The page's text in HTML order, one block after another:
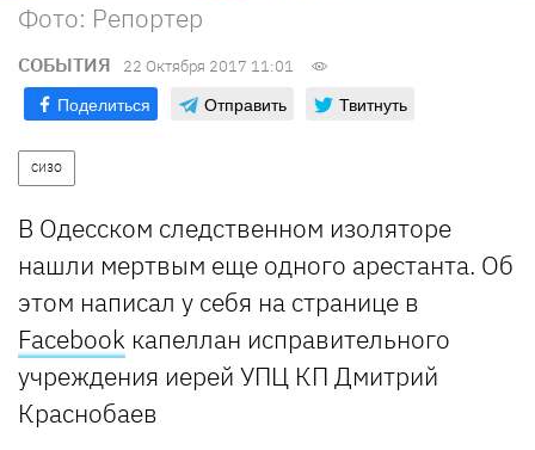
Фото: Репортер
СОБЫТИЯ 22 Октября 2017 11:01
Поделиться Отправить Твитнуть
СИЗО
В Одесском следственном изоляторе
нашли мертвым еще одного арестанта. Об
этом написал у себя на странице в
Facebook капеллан исправительного
учреждения иерей УПЦ КП Дмитрий
Краснобаев